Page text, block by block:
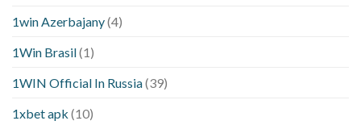
1win Azerbajany(4)
1Win Brasil(1)
1WIN Official In Russia(39)
1xbet apk (10)